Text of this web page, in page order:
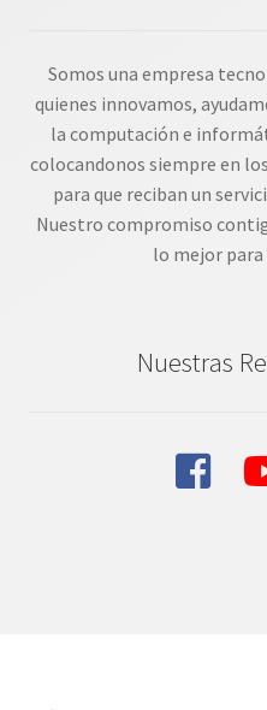
Somos una empresa
quienes innovamos,
la computación e
colocandonos siempre en
para que reciban un
Nuestro compromiso
lo mejor
Nuestras